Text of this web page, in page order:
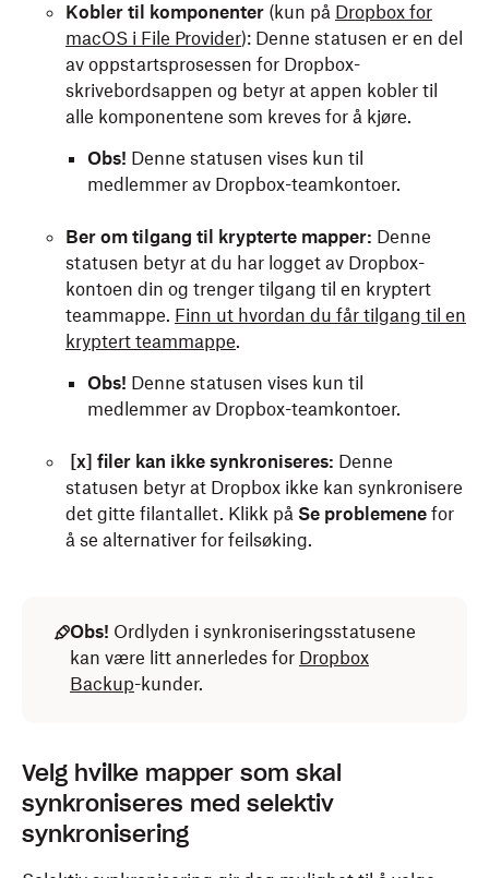
Kobler til komponenter (kun på Dropbox for
macOS i File Provider): Denne statusen er en del
av oppstartsprosessen for Dropbox-
skrivebordsappen og betyr at appen kobler til
alle komponentene som kreves for å kjøre.
Obs! Denne statusen vises kun til
medlemmer av Dropbox-teamkontoer.
Ber om tilgang til krypterte mapper: Denne
statusen betyr at du har logget av Dropbox-
kontoen din og trenger tilgang til en kryptert
teammappe. Finn ut hvordan du får tilgang til en
kryptert teammappe.
Obs! Denne statusen vises kun til
medlemmer av Dropbox-teamkontoer.
[x] filer kan ikke synkroniseres: Denne
statusen betyr at Dropbox ikke kan synkronisere
det gitte filantallet. Klikk på Se problemene for
å se alternativer for feilsøking.
Obs! Ordlyden i synkroniseringsstatusene
kan være litt annerledes for Dropbox
Backup-kunder.
Velg hvilke mapper som skal
synkroniseres med selektiv
synkronisering